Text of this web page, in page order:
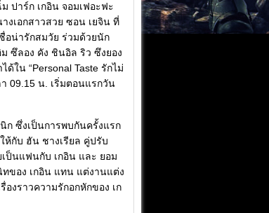
ปาร์ก เกอิน จอมเฟอะฟะ
งเอกสาวสวย ซอน เยจิน ที่
อน่ารักสมวัย ร่วมด้วยนัก
ซึลอง คัง ชินอิล ริว ซึงยอง
ใน “Personal Taste รักไม่
า 09.15 น. เริ่มตอนแรกวัน
ก ซึ่งเป็นการพบกันครั้งแรก
ห้กับ ฮัน ชางเรียล คู่ปรับ
เป็นแฟนกับ เกอิน และ ยอม
ทของ เกอิน แทน แต่งานแต่ง
งราวความรักอกหักของ เก